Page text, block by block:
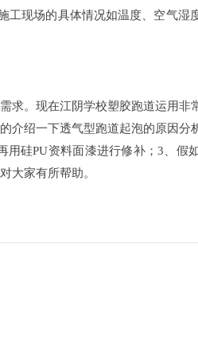
现场的具体情况如温度、空气湿
。现在江阴学校塑胶跑道运用非
介绍一下透气型跑道起泡的原因分
硅PU资料面漆进行修补；3、假
大家有所帮助。